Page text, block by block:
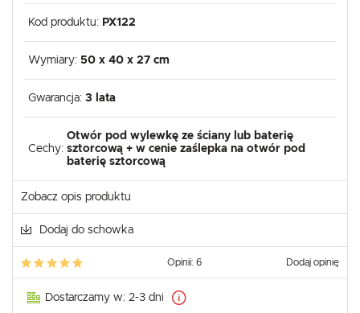
Kod produktu: PX122
Wymiary: 50 x 40 x 27 cm
Gwarancja: 3 lata
Cechy:
Otwór pod wylewkę ze ściany lub baterię
sztorcową + w cenie zaślepka na otwór pod
baterię sztorcową
Zobacz opis produktu
Dodaj do schowka
Opinii: 6 Dodaj opinię
Dostarczamy w: 2-3 dni